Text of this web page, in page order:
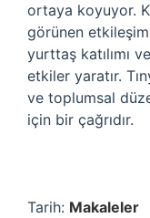
ortaya koyuyor.
görünen
yurttaş katılımı
etkiler yaratır.
ve toplumsal
için bir çağrıdır.
Tarih: Makaleler